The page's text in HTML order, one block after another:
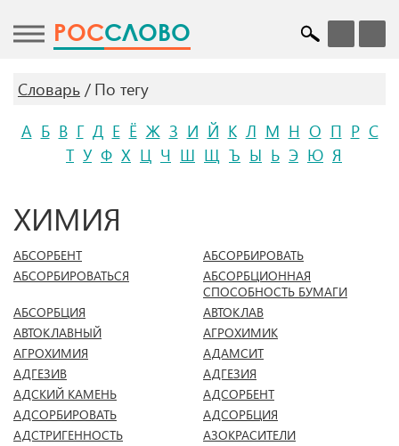
POCСЛОВО
Словарь
По тегу
А Б В Г Д Е Ё Ж З И Й К Л М Н О П Р С
Т У Ф Х Ц Ч Ш Щ Ъ Ы Ь Э Ю Я
ХИМИЯ
АБСОРБЕНТ
АБСОРБИРОВАТЬ
АБСОРБИРОВАТЬСЯ
АБСОРБЦИОННАЯ
СПОСОБНОСТЬ БУМАГИ
АБСОРБЦИЯ
АВТОКЛАВ
АВТОКЛАВНЫЙ
АГРОХИМИК
АГРОХИМИЯ
АДАМСИТ
АДГЕЗИВ
АДГЕЗИЯ
АДСКИЙ КАМЕНЬ
АДСОРБЕНТ
АДСОРБИРОВАТЬ
АДСОРБЦИЯ
АДСТРИГЕННОСТЬ
АЗОКРАСИТЕЛИ